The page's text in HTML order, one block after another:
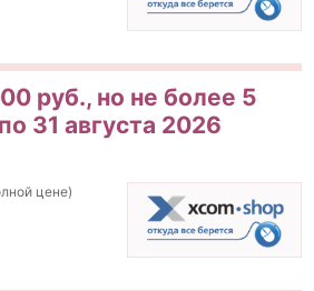
руб., но не более 5
31 августа 2026
цене)